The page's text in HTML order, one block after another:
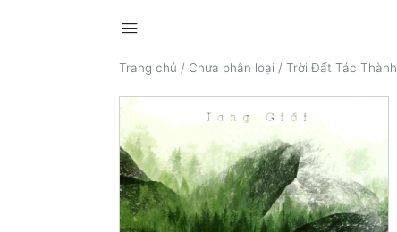
menu
Trang chủ / Chưa phân loại /Trời Đất Tác Thành